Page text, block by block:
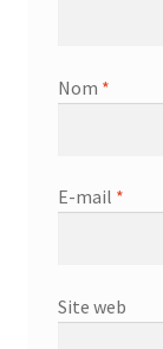
Nom *
E-mail *
Site web